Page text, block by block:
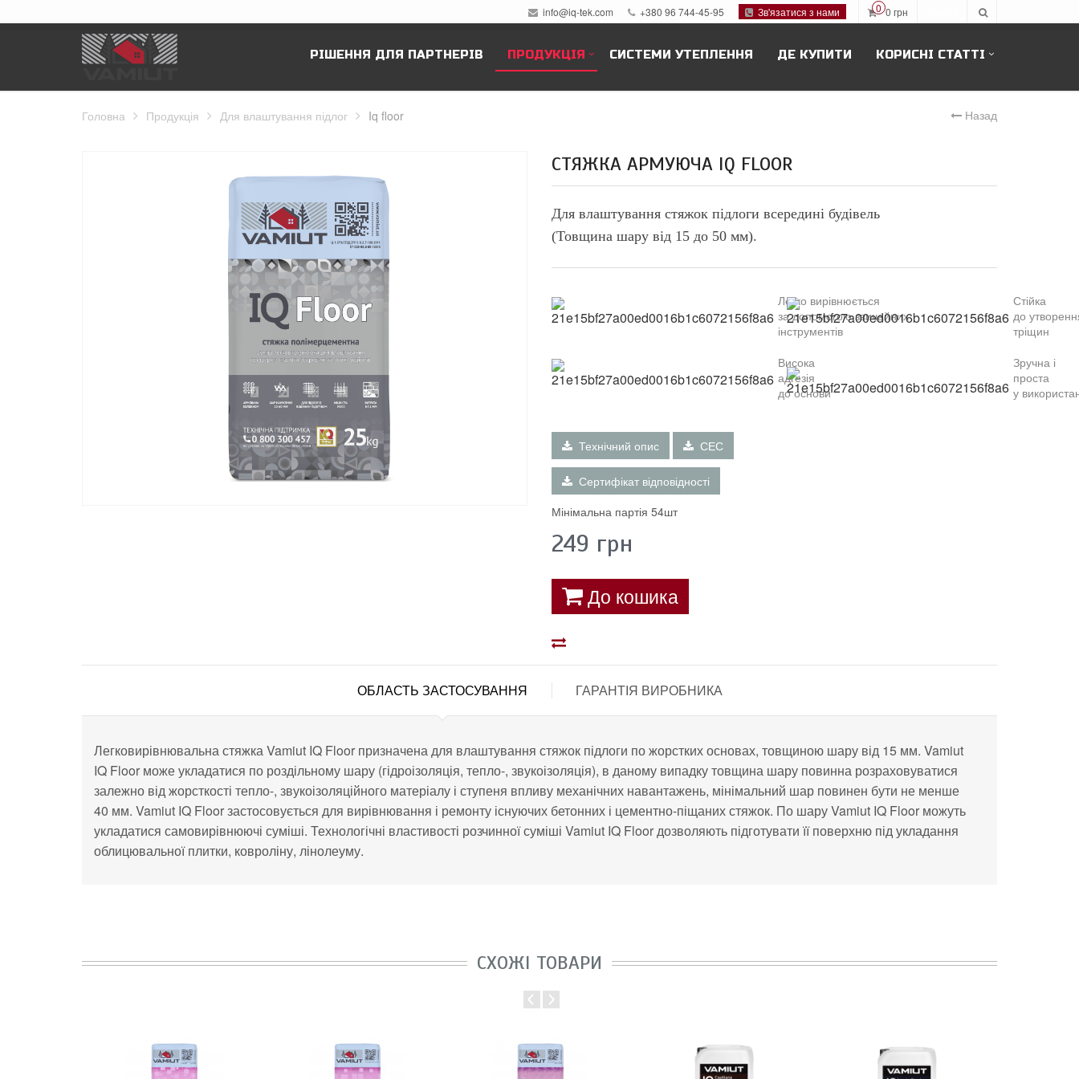
0 0 грн
info@iq-tek.com +380 96 744-45-95 Зв'язатися з нами
РІШЕННЯ ДЛЯ ПАРТНЕРІВ ПРОДУКЦІЯ СИСТЕМИ УТЕПЛЕННЯ ДЕ КУПИТИ КОРИСНІ СТАТТІ
Головна Продукція Для влаштування підлог Iq floor Назад
СТЯЖКА АРМУЮЧА IQ FLOOR
Для влаштування стяжок підлоги всередині будівель
(Товщина шару від 15 до 50 мм).
Легко вирівнюється
за допомогоюзвичайних
інструментів
Стійка
до
тріщин
Висока
адгезія
до основи
Зручна і
проста
у
Технічний опис СЕС
Сертифікат відповідності
Мінімальна партія 54шт
249 грн
До кошика
ОБЛАСТЬ ЗАСТОСУВАННЯ ГАРАНТІЯ ВИРОБНИКА
Легковирівнювальна стяжка Vamiut IQ Floor призначена для влаштування стяжок підлоги пожорстких основах, товщиною шару від 15 мм. Vamiut
IQ Floor може укладатися по роздільному шару (гідроізоляція, тепло-, звукоізоляція), в даному випадку товщина шару повинна розраховуватися
залежно від жорсткості тепло-, звукоізоляційного матеріалу і ступеня впливу механічних навантажень, мінімальний шар повинен бути не менше
40 мм. Vamiut IQ Floor застосовується для вирівнювання і ремонту існуючих бетонних і цементно-піщанихстяжок. По шару Vamiut IQ Floor можуть
укладатися самовирівнюючі суміші. Технологічні властивості розчинної суміші Vamiut IQ Floor дозволяють підготувати її поверхню під укладання
облицювальної плитки, ковроліну, лінолеуму.
СХОЖІ ТОВАРИ